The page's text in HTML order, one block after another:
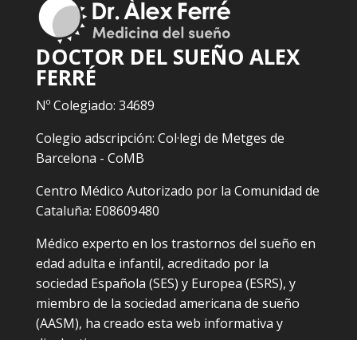
DOCTOR DEL SUEÑO ALEX
FERRÉ
Nº Colegiado: 34689
Colegio adscripción: Col·legi de Metges de
Barcelona - CoMB
Centro Médico Autorizado por la Comunidad de
Cataluña: E08609480
Médico experto en los trastornos del sueño en
edad adulta e infantil, acreditado por la
sociedad Española (SES) y Europea (ESRS), y
miembro de la sociedad americana de sueño
(AASM), ha creado esta web informativa y